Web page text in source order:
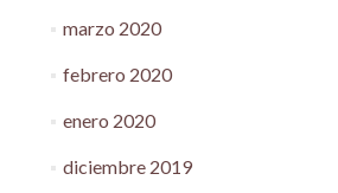
marzo 2020
febrero 2020
enero 2020
diciembre 2019